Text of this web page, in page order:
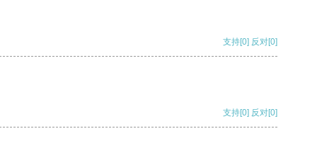
支持[0] 反对[0]
支持[0] 反对[0]